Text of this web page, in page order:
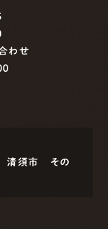
わせ
清須市
その